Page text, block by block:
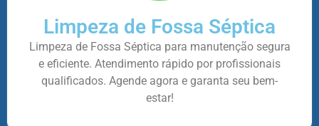
Limpeza de Fossa Séptica
Limpeza de Fossa Séptica para manutenção segura
e eficiente. Atendimento rápido por profissionais
qualificados. Agende agora e garanta seu bem-
estar!